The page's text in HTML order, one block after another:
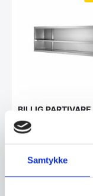
Samtykke
BILLIG
skab i rustfri
2000x400x650
PARTIVARE,
5.998,00DKKDen